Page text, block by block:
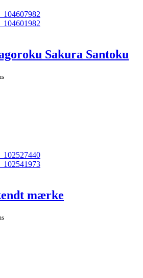
Sakura Santoku
mærke